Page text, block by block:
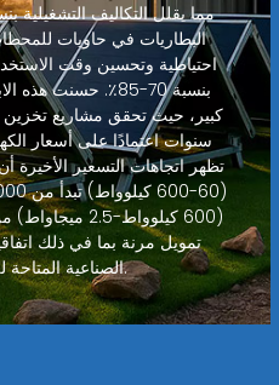
البطاريات في حاويات
احتياطية وتحسين وقت
بنسبة 70-85٪. حسنت
سنوات اعتمادًا على أسعار
تظهر اتجاهات التسعير الأخيرة
تمويل مرنة بما في ذلك
الصناعية المتاحة للمشاريع التجارية.